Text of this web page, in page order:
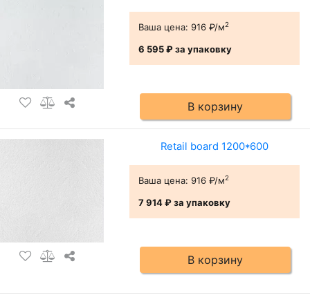
Ваша цена: 916 ₽/м2
6 595 ₽за упаковку
В корзину
Retail board 1200*600
Ваша цена: 916 ₽/м2
7 914 ₽за упаковку
В корзину